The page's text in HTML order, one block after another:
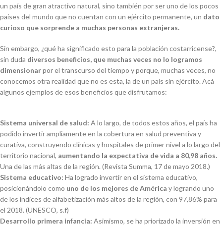
un país de gran atractivo natural, sino también por ser uno de los pocos
países del mundo que no cuentan con un ejército permanente, un dato
curioso que sorprende a muchas personas extranjeras.
Sin embargo, ¿qué ha significado esto para la población costarricense?,
sin duda diversos beneficios, que muchas veces no lo logramos
dimensionarpor el transcurso del tiempo y porque, muchas veces, no
conocemos otra realidad que no es esta, la de un país sin ejército. Acá
algunos ejemplos de esos beneficios que disfrutamos:
Sistema universal de salud: A lo largo, de todos estos años, el país ha
podido invertir ampliamente en la cobertura en salud preventiva y
curativa, construyendo clínicas y hospitales de primer nivel a lo largo del
territorio nacional, aumentando la expectativa de vida a 80,98 años.
Una de las más altas de la región. (Revista Summa, 17 de mayo 2018.)
Sistema educativo: Ha logrado invertir en el sistema educativo,
posicionándolo como uno de los mejores de América y logrando uno
de los índices de alfabetización más altos de la región, con 97,86% para
el 2018. (UNESCO, s.f)
Desarrollo primera infancia: Asimismo, se ha priorizado la inversión en